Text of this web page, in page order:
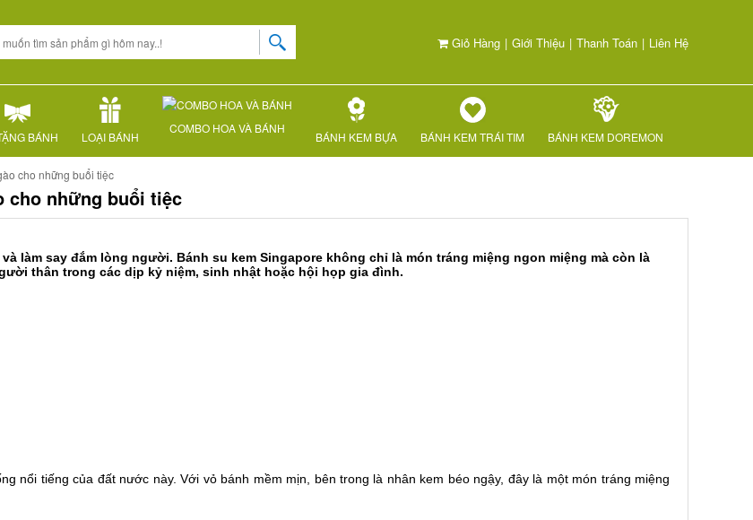
Giỏ Hàng | Giới Thiệu | Thanh Toán | Liên Hệ
BÁNH LOẠI BÁNH
COMBO HOA VÀ BÁNH
BÁNH KEM BỰA BÁNH KEM TRÁI TIM BÁNH KEM DOREMON
cho những buổi tiệc
cho những buổi tiệc
làm say đắm lòng người. Bánh su kem Singapore không chỉ là món tráng miệng ngon miệng mà còn là
thân trong các dịp kỷ niệm, sinh nhật hoặc hội họp gia đình.
nổi tiếng của đất nước này. Với vỏ bánh mềm mịn, bên trong là nhân kem béo ngậy, đây là một món tráng miệng